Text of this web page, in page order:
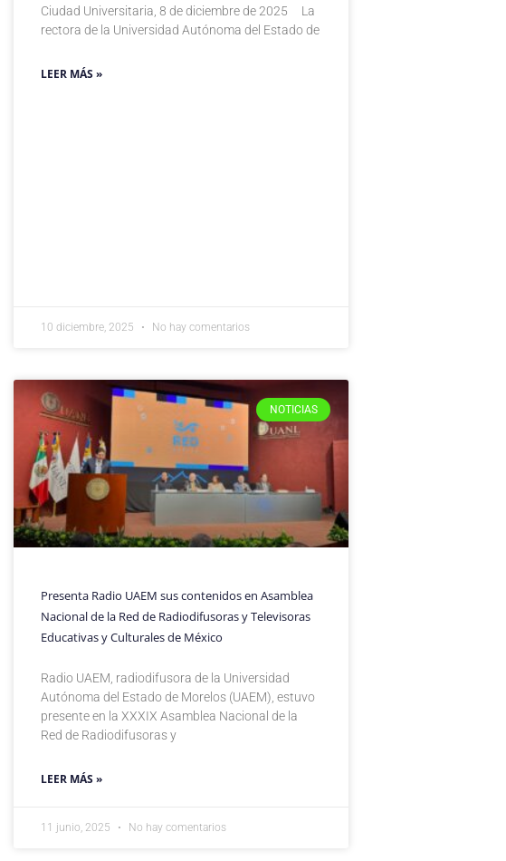
Ciudad Universitaria, 8 de diciembre de 2025 La
rectora de la Universidad Autónoma del Estado de
LEER MÁS »
10 diciembre, 2025 No hay comentarios
NOTICIAS
Presenta Radio UAEM sus contenidos en Asamblea
Nacional de la Red de Radiodifusoras y Televisoras
Educativas y Culturales de México
Radio UAEM, radiodifusora de la Universidad
Autónoma del Estado de Morelos (UAEM), estuvo
presente en la XXXIX Asamblea Nacional de la
Red de Radiodifusoras y
LEER MÁS »
11 junio, 2025 No hay comentarios